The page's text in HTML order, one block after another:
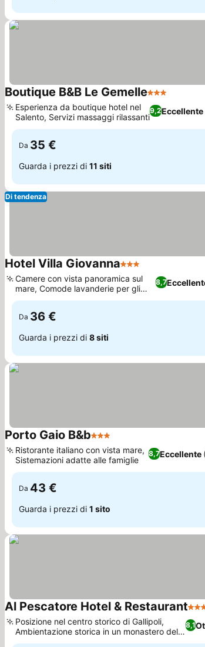
Boutique B&B Le Gemelle3 Stelle
9,2Eccellente
Esperienza da boutique hotel nel
Salento, Servizi massaggi rilassanti
Da 35 €
Guarda i prezzi di 11 siti
Di tendenza
Hotel Villa Giovanna3 Stelle
8,7
Camere con vista panoramica sul
mare, Comode lavanderie per gli
ospiti
Da 36 €
Guarda i prezzi di 8 siti
Porto Gaio B&b3 Stelle
8,7Eccellente
Ristorante italiano con vista mare,
Sistemazioni adatte alle famiglie
Da 43 €
Guarda i prezzi di 1 sito
Al Pescatore Hotel & Restaurant4
8,1
Posizione nel centro storico di Gallipoli,
Ambientazione storica in un monastero del
XVII secolo